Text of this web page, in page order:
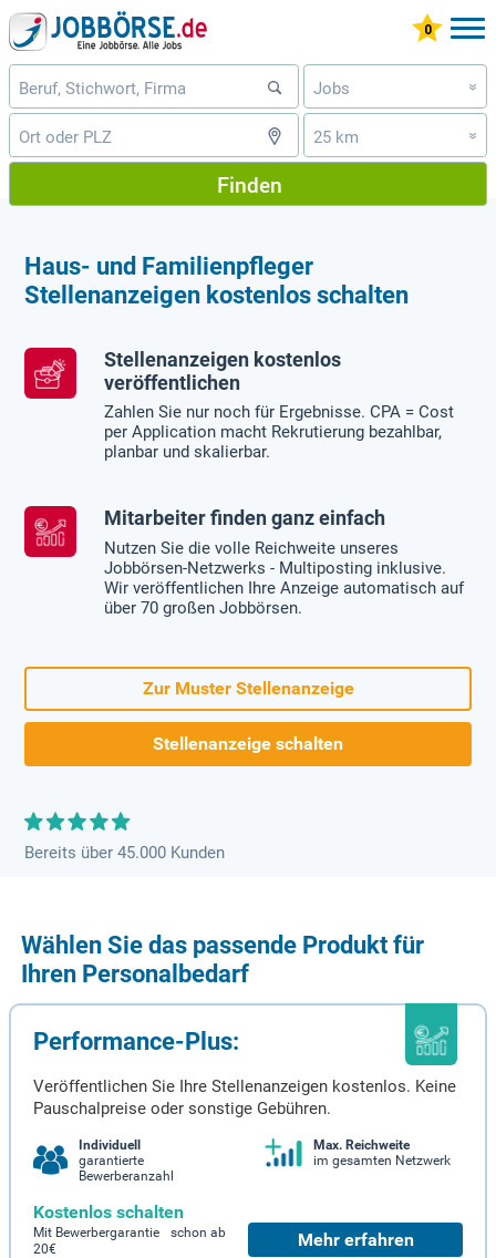
Jobs »
25 km »
Finden
Haus- und Familienpfleger
Stellenanzeigen kostenlos schalten
Stellenanzeigen kostenlos
veröffentlichen
Zahlen Sie nur noch für Ergebnisse. CPA = Cost
per Application macht Rekrutierung bezahlbar,
planbar und skalierbar.
Mitarbeiter finden ganz einfach
Nutzen Sie die volle Reichweite unseres
Jobbörsen-Netzwerks - Multiposting inklusive.
Wir veröffentlichen Ihre Anzeige automatisch auf
über 70 großen Jobbörsen.
Zur Muster Stellenanzeige
Stellenanzeige schalten
Bereits über 45.000 Kunden
Wählen Sie das passende Produkt für
Ihren Personalbedarf
Performance-Plus:
Veröffentlichen Sie Ihre Stellenanzeigen kostenlos. Keine
Pauschalpreise oder sonstige Gebühren.
Individuell
garantierte
Bewerberanzahl
Max. Reichweite
im gesamten Netzwerk
Kostenlos schalten
Mit Bewerbergarantie schon ab
20€
Mehr erfahren